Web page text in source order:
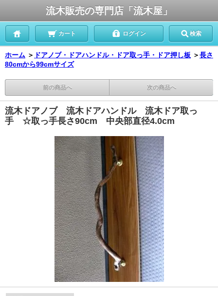
流木販売の専門店「流木屋」
カート ログイン 検索
ホーム ＞ ドアノブ・ドアハンドル・ドア取っ手・ドア押し板 ＞長さ
80cmから99cmサイズ
前の商品へ 次の商品へ
流木ドアノブ 流木ドアハンドル 流木ドア取っ
手 ☆取っ手長さ90cm 中央部直径4.0cm